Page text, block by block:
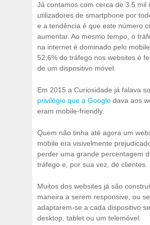
Já contamos com cerca de 3.5 mil
utilizadores de smartphone por
e a tendência é que este número
aumentar. Ao mesmo tempo, o
na internet é dominado pelo
52,6% do tráfego nos websites é
de um dispositivo móvel.
Em 2015 a Curiosidade já falava
privilégio que a Google dava aos
eram mobile-friendly.
Quem não tinha até agora um
mobile era visivelmente
perder uma grande percentagem
tráfego e, por sua vez, de clientes.
Muitos dos websites já são
maneira a serem responsive, ou
adaptarem-se a cada dispositivo
desktop, tablet ou um telemóvel.